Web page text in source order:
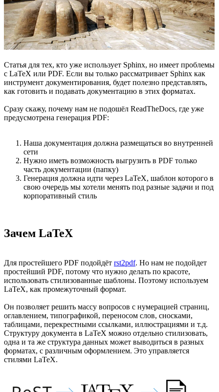
Статья для тех, кто уже использует Sphinx, но имеет проблемы
с LaTeX или PDF. Если вы только рассматривает Sphinx как
инструмент документирования, будет полезно представлять,
как готовить и подавать документацию в этих форматах.
Сразу скажу, почему нам не подошёл ReadTheDocs, где уже
предусмотрена генерация PDF:
Наша документация должна размещаться во внутренней
сети
Нужно иметь возможность выгрузить в PDF только
часть документации (папку)
Генерация должна идти через LaTeX, шаблон которого в
свою очередь мы хотели менять под разные задачи и под
корпоративный стиль
Зачем LaTeX
Для простейшего PDF подойдёт rst2pdf. Но нам не подойдет
простейший PDF, потому что нужно делать по красоте,
использовать стилизованные шаблоны. Поэтому используем
LaTeX, как промежуточный формат.
Он позволяет решить массу вопросов с нумерацией страниц,
оглавлением, типографикой, переносом слов, сносками,
таблицами, перекрестными ссылками, иллюстрациями и т.д.
Структуру документа в LaTeX можно отдельно стилизовать,
одна и та же структура данных может выводиться в разных
форматах, с различным оформлением. Это управляется
стилями LaTeX.